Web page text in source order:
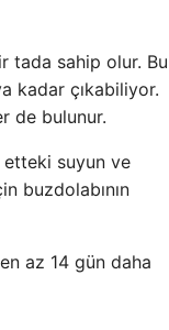
tada sahip olur. Bu
kadar çıkabiliyor.
de bulunur.
etteki suyun ve
buzdolabının
az 14 gün daha